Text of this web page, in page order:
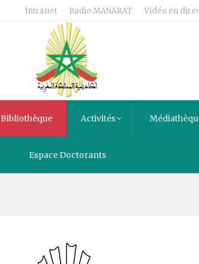
Intranet Radio MANARAT Vidéo en
Bibliothèque Activités
Espace Doctorants